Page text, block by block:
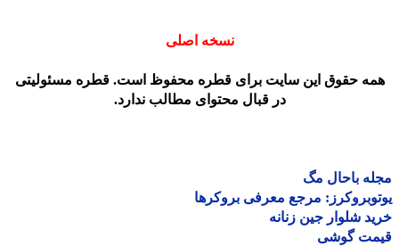
نسخه اصلی
حقوق این سایت برای قطره محفوظ است. قطره مسئولیتی
در قبال محتوای مطالب ندارد.
باحال مگ
مرجع معرفی بروکرها
شلوار جین زنانه
گوشی